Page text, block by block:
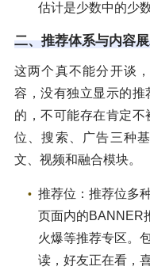
估计是少数中的少数
二、推荐体系与内容
这两个真不能分开谈
容，没有独立显示的
的，不可能存在肯定
位、搜索、广告三种
文、视频和融合模块。
推荐位：推荐位多
页面内的BANNER
火爆等推荐专区。
读，好友正在看，